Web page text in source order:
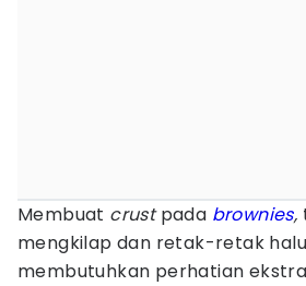
Membuat crustpada brownies,
mengkilap dan retak-retak
membutuhkan perhatian